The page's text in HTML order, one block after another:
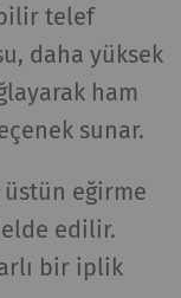
telef
daha yüksek
ham
sunar.
üstün eğirme
edilir.
bir iplik